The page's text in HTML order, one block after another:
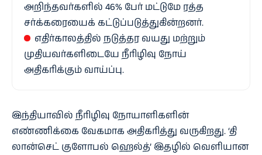
அறிந்தவர்களில் 46% பேர் மட்டுமே ரத்த
சர்க்கரையைக் கட்டுப்படுத்துகின்றனர்.
எதிர்காலத்தில் நடுத்தர வயது மற்றும்
முதியவர்களிடையே நீரிழிவு நோய்
அதிகரிக்கும் வாய்ப்பு.
இந்தியாவில் நீரிழிவு நோயாளிகளின்
எண்ணிக்கை வேகமாக அதிகரித்து வருகிறது. ‘தி
லான்செட் குளோபல் ஹெல்த்’ இதழில் வெளியான